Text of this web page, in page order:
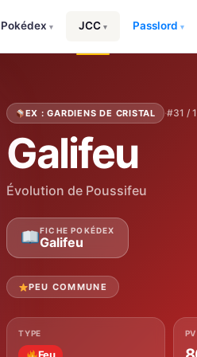
Pokédex ▾ JCC ▾ Passlord ▾
EX : GARDIENS DE CRISTAL ·#31 /
Galifeu
Évolution de Poussifeu
FICHE POKÉDEX
Galifeu
PEU COMMUNE
TYPE PV